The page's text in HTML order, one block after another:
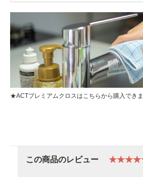
★ACTプレミアムクロスはこちらから購入でき
この商品のレビュー